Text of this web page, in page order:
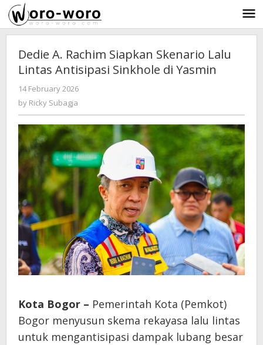
Skip
to
content
Dedie A. Rachim Siapkan Skenario Lalu
Lintas Antisipasi Sinkhole di Yasmin
14 February 2026
by Ricky Subagja
Kota Bogor – Pemerintah Kota (Pemkot)
Bogor menyusun skema rekayasa lalu lintas
untuk mengantisipasi dampak lubang besar